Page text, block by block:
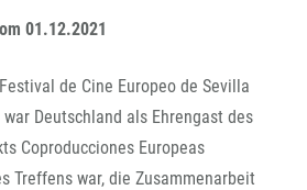
01.12.2021
de Cine Europeo de Sevilla
Deutschland als Ehrengast des
Coproducciones Europeas
Treffens war, die Zusammenarbeit